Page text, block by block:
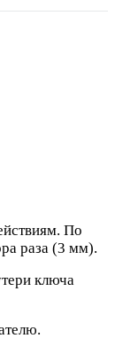
По
раза (3 мм).
ключа